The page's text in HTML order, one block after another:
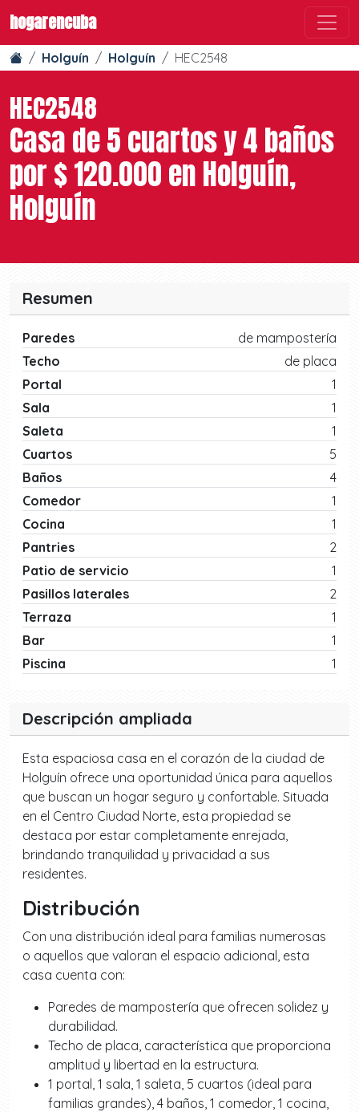
hogarencuba
Holguín Holguín HEC2548
HEC2548
Casa de 5 cuartos y 4 baños
por $ 120.000 en Holguín,
Holguín
Resumen
Paredes
de mampostería
Techo
de placa
Portal
1
Sala
1
Saleta
1
Cuartos
5
Baños
4
Comedor
1
Cocina
1
Pantries
2
Patio de servicio
1
Pasillos laterales
2
Terraza
1
Bar
1
Piscina
1
Descripción ampliada
Esta espaciosa casa en el corazón de la ciudad de
Holguín ofrece una oportunidad única para aquellos
que buscan un hogar seguro y confortable. Situada
en el Centro Ciudad Norte, esta propiedad se
destaca por estar completamente enrejada,
brindando tranquilidad y privacidad a sus
residentes.
Distribución
Con una distribución ideal para familias numerosas
o aquellos que valoran el espacio adicional, esta
casa cuenta con:
Paredes de mampostería que ofrecen solidez y
durabilidad.
Techo de placa, característica que proporciona
amplitud y libertad en la estructura.
1 portal, 1 sala, 1 saleta, 5 cuartos (ideal para
familias grandes), 4 baños, 1 comedor, 1 cocina,